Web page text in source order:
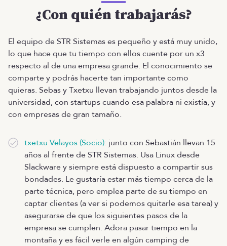
¿Con quién trabajarás?
El equipo de STR Sistemas es pequeño y está muy unido,
lo que hace que tu tiempo con ellos cuente por un x3
respecto al de una empresa grande. El conocimiento se
comparte y podrás hacerte tan importante como
quieras. Sebas y Txetxu llevan trabajando juntos desde la
universidad, con startups cuando esa palabra ni existía, y
con empresas de gran tamaño.
txetxu Velayos (Socio): junto con Sebastián llevan 15
años al frente de STR Sistemas. Usa Linux desde
Slackware y siempre está dispuesto a compartir sus
bondades. Le gustaría estar más tiempo cerca de la
parte técnica, pero emplea parte de su tiempo en
captar clientes (a ver si podemos quitarle esa tarea) y
asegurarse de que los siguientes pasos de la
empresa se cumplen. Adora pasar tiempo en la
montaña y es fácil verle en algún camping de